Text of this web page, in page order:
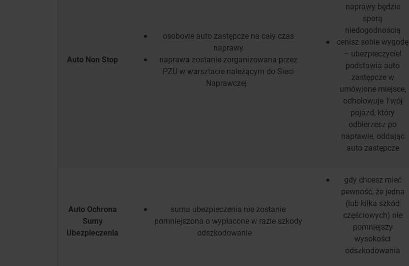
Auto Non Stop
osobowe auto zastępcze na cały czas
naprawy
naprawa zostanie zorganizowana przez
PZU w warsztacie należącym do Sieci
Naprawczej
naprawy będzie
sporą
niedogodnością
cenisz sobie wygodę
– ubezpieczyciel
podstawia auto
zastępcze w
umówione miejsce,
odholowuje Twój
pojazd, który
odbierzesz po
naprawie, oddając
auto zastępcze
Auto Ochrona
Sumy
Ubezpieczenia
suma ubezpieczenia nie zostanie
pomniejszona o wypłacone w razie szkody
odszkodowanie
gdy chcesz mieć
pewność, że jedna
(lub kilka szkód
częściowych) nie
pomniejszy
wysokości
odszkodowania